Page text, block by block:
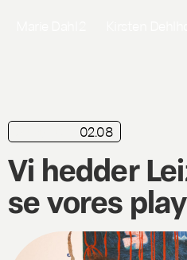
02.08
Vi hedder
se vores